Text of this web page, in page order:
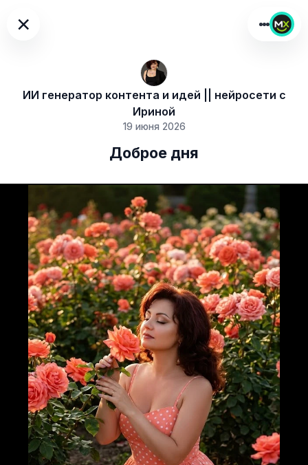
×
ИИ генератор контента и идей || нейросети с
Ириной
19 июня 2026
Доброе дня